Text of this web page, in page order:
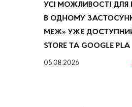
УСІ МОЖЛИВОСТІ ДЛЯ
В ОДНОМУ
МЕЖ» УЖЕ ДОСТУПНИЙ
STORE ТА GOOGLE PLA
05.08.2026